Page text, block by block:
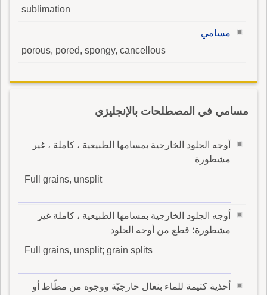
sublimation
مسامي
porous, pored, spongy, cancellous
مسامي في المصطلحات بالإنجليزي
أوجه الجلود الخارجية بمسامها الطبيعية ، كاملة ، غير
مشطورة
Full grains, unsplit
أوجه الجلود الخارجية بمسامها الطبيعية ، كاملة غير
مشطورة؛ قطع من أوجه الجلود
Full grains, unsplit; grain splits
أحذية كتيمة للماء بنعال خارجيّة ووجوه من مطّاط أو